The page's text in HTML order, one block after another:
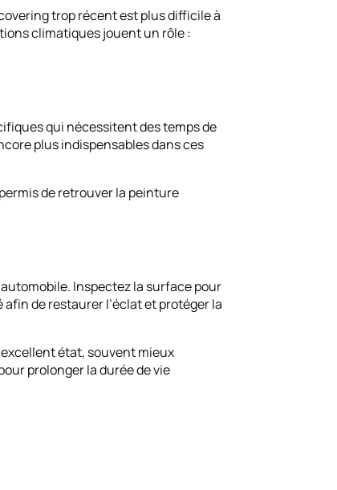
trop récent est plus difficile à
climatiques jouent un rôle :
qui nécessitent des temps de
plus indispensables dans ces
de retrouver la peinture
Inspectez la surface pour
de restaurer l’éclat et protéger la
état, souvent mieux
prolonger la durée de vie